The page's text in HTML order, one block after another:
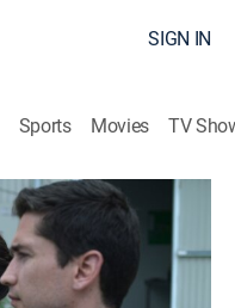
SIGN IN
Sports Movies TV